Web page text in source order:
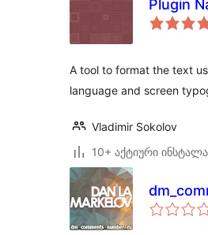
Plugin
A tool to format the text
language and screen
Vladimir Sokolov
10+ აქტიური